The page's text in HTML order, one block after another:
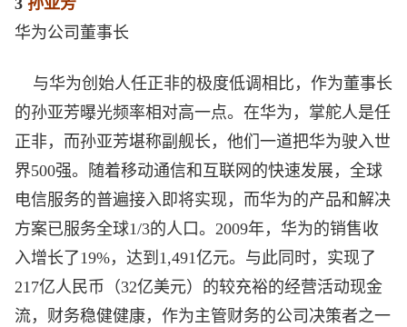
3 孙亚芳
华为公司董事长
与华为创始人任正非的极度低调相比，作为董事长
的孙亚芳曝光频率相对高一点。在华为，掌舵人是任
正非，而孙亚芳堪称副舰长，他们一道把华为驶入世
界500强。随着移动通信和互联网的快速发展，全球
电信服务的普遍接入即将实现，而华为的产品和解决
方案已服务全球1/3的人口。2009年，华为的销售收
入增长了19%，达到1,491亿元。与此同时，实现了
217亿人民币（32亿美元）的较充裕的经营活动现金
流，财务稳健健康，作为主管财务的公司决策者之一